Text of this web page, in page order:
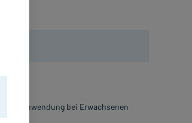
Zur Anwendung bei Erwachsenen